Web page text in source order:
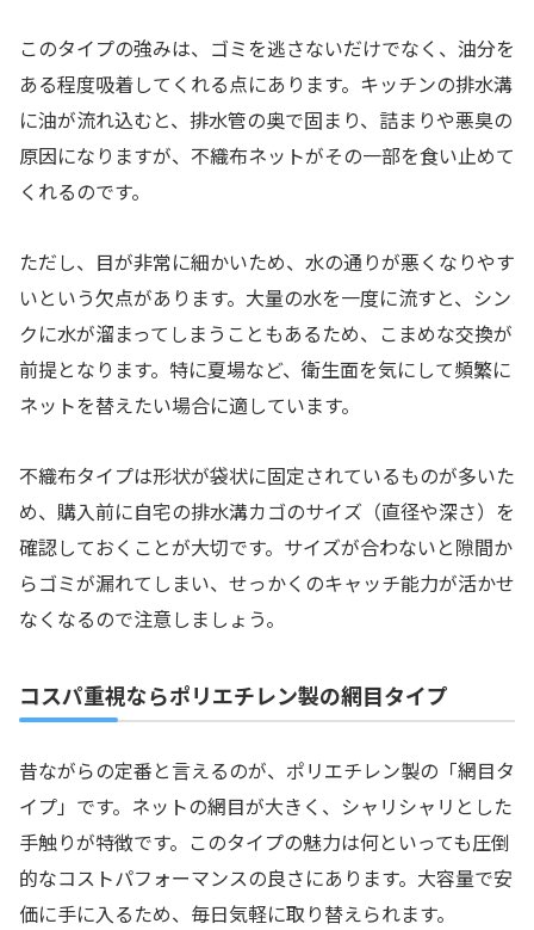
このタイプの強みは、ゴミを逃さないだけでなく、油分を
ある程度吸着してくれる点にあります。キッチンの排水溝
に油が流れ込むと、排水管の奥で固まり、詰まりや悪臭の
原因になりますが、不織布ネットがその一部を食い止めて
くれるのです。
ただし、目が非常に細かいため、水の通りが悪くなりやす
いという欠点があります。大量の水を一度に流すと、シン
クに水が溜まってしまうこともあるため、こまめな交換が
前提となります。特に夏場など、衛生面を気にして頻繁に
ネットを替えたい場合に適しています。
不織布タイプは形状が袋状に固定されているものが多いた
め、購入前に自宅の排水溝カゴのサイズ（直径や深さ）を
確認しておくことが大切です。サイズが合わないと隙間か
らゴミが漏れてしまい、せっかくのキャッチ能力が活かせ
なくなるので注意しましょう。
コスパ重視ならポリエチレン製の網目タイプ
昔ながらの定番と言えるのが、ポリエチレン製の「網目タ
イプ」です。ネットの網目が大きく、シャリシャリとした
手触りが特徴です。このタイプの魅力は何といっても圧倒
的なコストパフォーマンスの良さにあります。大容量で安
価に手に入るため、毎日気軽に取り替えられます。